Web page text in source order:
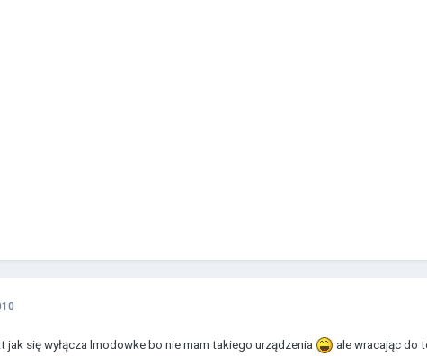
jak się wyłącza lmodowke bo nie mam takiego urządzenia
ale wracając do